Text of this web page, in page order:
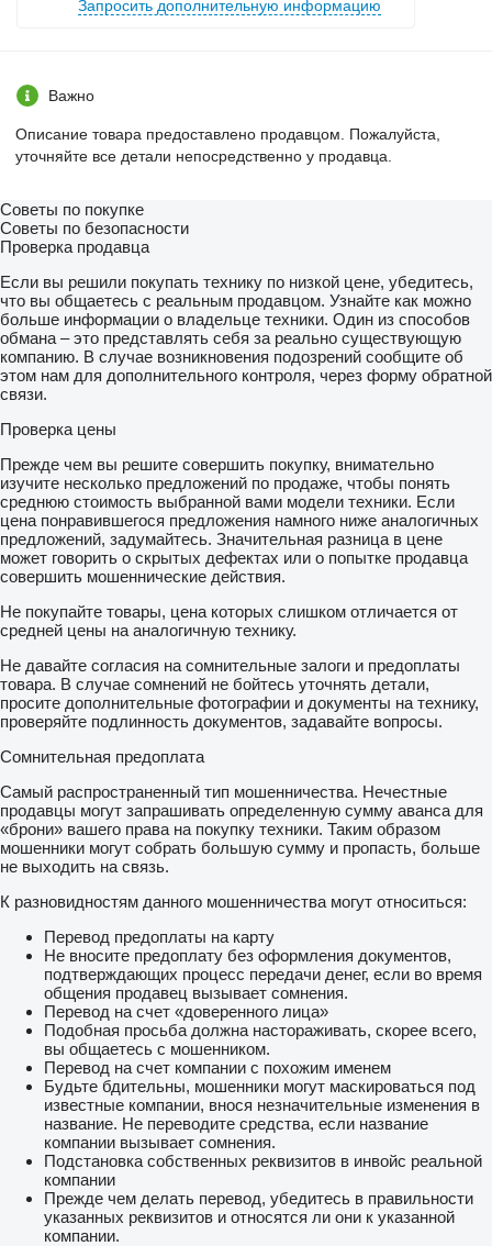
Запросить дополнительную информацию
Важно
Описание товара предоставлено продавцом. Пожалуйста,
уточняйте все детали непосредственно у продавца.
Советы по покупке
Советы по безопасности
Проверка продавца
Если вы решили покупать технику по низкой цене, убедитесь,
что вы общаетесь с реальным продавцом. Узнайте как можно
больше информации о владельце техники. Один из способов
обмана – это представлять себя за реально существующую
компанию. В случае возникновения подозрений сообщите об
этом нам для дополнительного контроля, через форму обратной
связи.
Проверка цены
Прежде чем вы решите совершить покупку, внимательно
изучите несколько предложений по продаже, чтобы понять
среднюю стоимость выбранной вами модели техники. Если
цена понравившегося предложения намного ниже аналогичных
предложений, задумайтесь. Значительная разница в цене
может говорить о скрытых дефектах или о попытке продавца
совершить мошеннические действия.
Не покупайте товары, цена которых слишком отличается от
средней цены на аналогичную технику.
Не давайте согласия на сомнительные залоги и предоплаты
товара. В случае сомнений не бойтесь уточнять детали,
просите дополнительные фотографии и документы на технику,
проверяйте подлинность документов, задавайте вопросы.
Сомнительная предоплата
Самый распространенный тип мошенничества. Нечестные
продавцы могут запрашивать определенную сумму аванса для
«брони» вашего права на покупку техники. Таким образом
мошенники могут собрать большую сумму и пропасть, больше
не выходить на связь.
К разновидностям данного мошенничества могут относиться:
Перевод предоплаты на карту
Не вносите предоплату без оформления документов,
подтверждающих процесс передачи денег, если во время
общения продавец вызывает сомнения.
Перевод на счет «доверенного лица»
Подобная просьба должна настораживать, скорее всего,
вы общаетесь с мошенником.
Перевод на счет компании с похожим именем
Будьте бдительны, мошенники могут маскироваться под
известные компании, внося незначительные изменения в
название. Не переводите средства, если название
компании вызывает сомнения.
Подстановка собственных реквизитов в инвойс реальной
компании
Прежде чем делать перевод, убедитесь в правильности
указанных реквизитов и относятся ли они к указанной
компании.